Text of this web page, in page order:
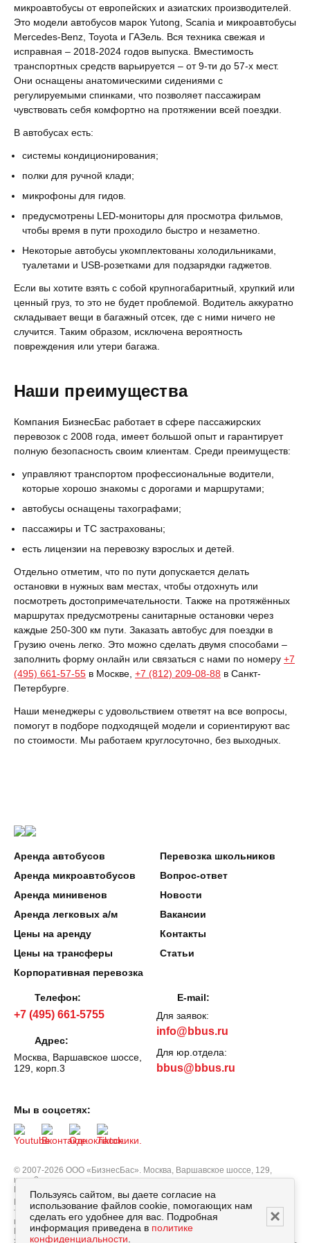
микроавтобусы от европейских и азиатских производителей.
Это модели автобусов марок Yutong, Scania и микроавтобусы
Mercedes-Benz, Toyota и ГАЗель. Вся техника свежая и
исправная – 2018-2024 годов выпуска. Вместимость
транспортных средств варьируется – от 9-ти до 57-х мест.
Они оснащены анатомическими сидениями с
регулируемыми спинками, что позволяет пассажирам
чувствовать себя комфортно на протяжении всей поездки.
В автобусах есть:
системы кондиционирования;
полки для ручной клади;
микрофоны для гидов.
предусмотрены LED-мониторы для просмотра фильмов,
чтобы время в пути проходило быстро и незаметно.
Некоторые автобусы укомплектованы холодильниками,
туалетами и USB-розетками для подзарядки гаджетов.
Если вы хотите взять с собой крупногабаритный, хрупкий или
ценный груз, то это не будет проблемой. Водитель аккуратно
складывает вещи в багажный отсек, где с ними ничего не
случится. Таким образом, исключена вероятность
повреждения или утери багажа.
Наши преимущества
Компания БизнесБас работает в сфере пассажирских
перевозок с 2008 года, имеет большой опыт и гарантирует
полную безопасность своим клиентам. Среди преимуществ:
управляют транспортом профессиональные водители,
которые хорошо знакомы с дорогами и маршрутами;
автобусы оснащены тахографами;
пассажиры и ТС застрахованы;
есть лицензии на перевозку взрослых и детей.
Отдельно отметим, что по пути допускается делать
остановки в нужных вам местах, чтобы отдохнуть или
посмотреть достопримечательности. Также на протяжённых
маршрутах предусмотрены санитарные остановки через
каждые 250-300 км пути. Заказать автобус для поездки в
Грузию очень легко. Это можно сделать двумя способами –
заполнить форму онлайн или связаться с нами по номеру +7
(495) 661-57-55 в Москве, +7 (812) 209-08-88 в Санкт-
Петербурге.
Наши менеджеры с удовольствием ответят на все вопросы,
помогут в подборе подходящей модели и сориентируют вас
по стоимости. Мы работаем круглосуточно, без выходных.
Аренда автобусов
Аренда микроавтобусов
Аренда минивенов
Аренда легковых а/м
Цены на аренду
Цены на трансферы
Корпоративная перевозка
Перевозка школьников
Вопрос-ответ
Новости
Вакансии
Контакты
Статьи
Телефон:
+7 (495) 661-5755
Адрес:
Москва, Варшавское шоссе,
129, корп.3
E-mail:
Для заявок:
info@bbus.ru
Для юр.отдела:
bbus@bbus.ru
© 2007-2026 ООО «БизнесБас». Москва, Варшавское шоссе, 129,
корп.3.
Все права защищены.
Вся информация, опубликованная на сайте bbus.ru, в т.ч. цены
товаров, описания, характеристики и комплектации не являются
публичной офертой, определяемой положениями Статьи 437
Гражданского кодекса РФ, и носят исключительно справочный
Мы в соцсетях:
Пользуясь сайтом, вы даете согласие на
использование файлов cookie, помогающих нам
сделать его удобнее для вас. Подробная
информация приведена в политике
конфиденциальности
×